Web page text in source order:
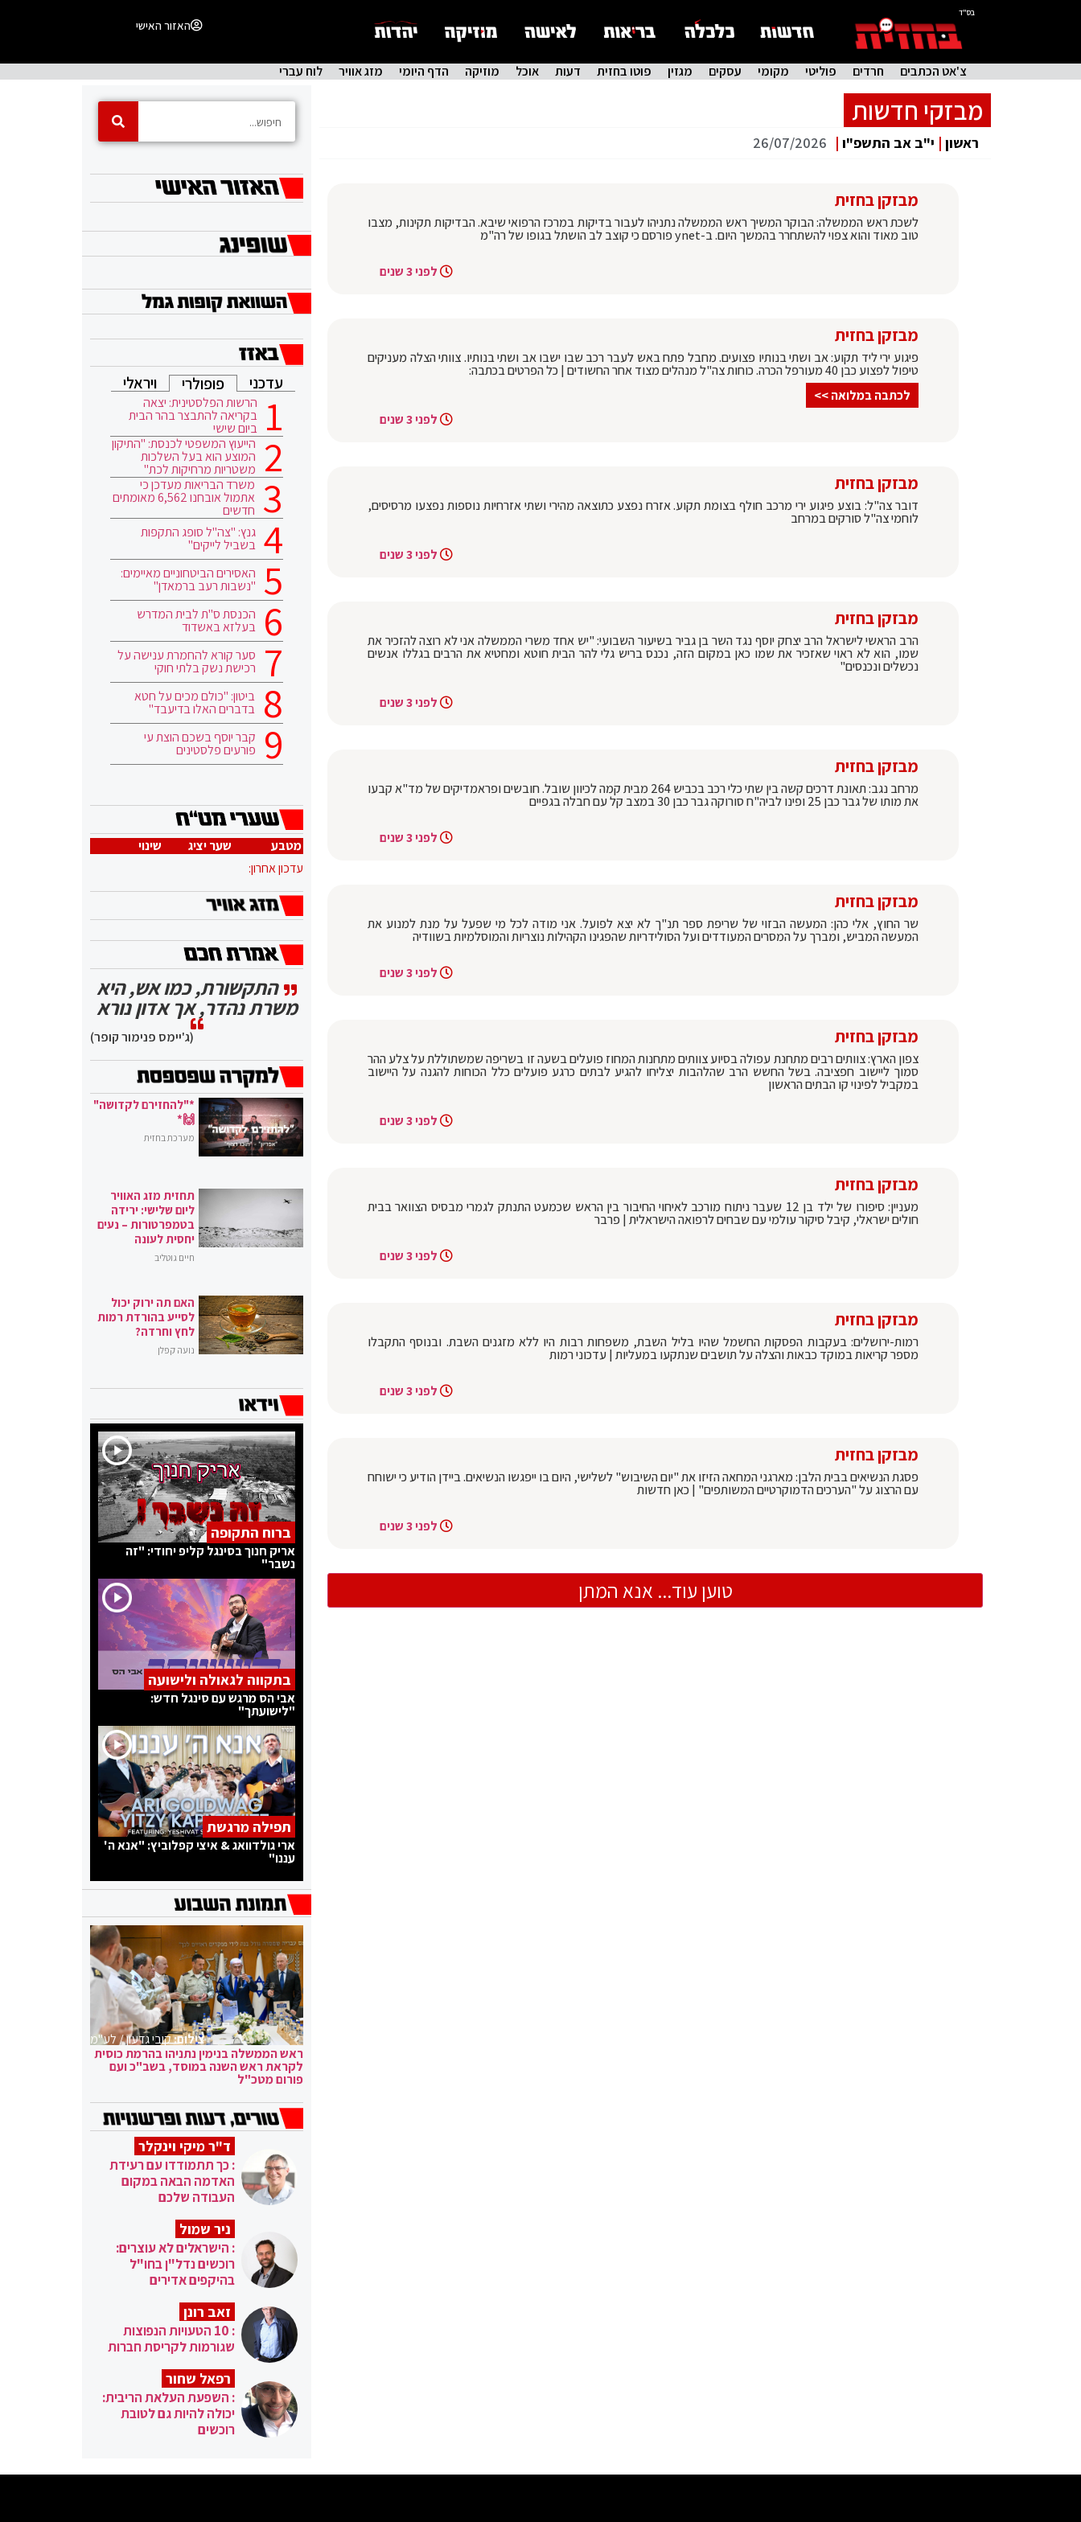
בס"ד
האזור האישי
צ'אט הכתבים חרדים פוליטי מקומי עסקים מגזין פוטו בחזית דעות אוכל מוזיקה הדף היומי מזג אוויר לוח עברי
מבזקי חדשות
ראשון | י"ב אב התשפ"ו |
26/07/2026
מבזקן בחזית
לשכת ראש הממשלה: הבוקר המשיך ראש הממשלה נתניהו לעבור בדיקות במרכז הרפואי שיבא. הבדיקות תקינות, מצבו
טוב מאוד והוא צפוי להשתחרר בהמשך היום. ב-ynet פורסם כי קוצב לב הושתל בגופו של רה"מ
לפני 3 שנים
מבזקן בחזית
פיגוע ירי ליד תקוע: אב ושתי בנותיו פצועים. מחבל פתח באש לעבר רכב שבו ישבו אב ושתי בנותיו. צוותי הצלה מעניקים
טיפול לפצוע כבן 40 מעורפל הכרה. כוחות צה"ל מנהלים מצוד אחר החשודים | כל הפרטים בכתבה:
לכתבה במלואה >>
לפני 3 שנים
מבזקן בחזית
דובר צה"ל: בוצע פיגוע ירי מרכב חולף בצומת תקוע. אזרח נפצע כתוצאה מהירי ושתי אזרחיות נוספות נפצעו מרסיסים,
לוחמי צה"ל סורקים במרחב
לפני 3 שנים
מבזקן בחזית
הרב הראשי לישראל הרב יצחק יוסף נגד השר בן גביר בשיעור השבועי: "יש אחד משרי הממשלה אני לא רוצה להזכיר את
שמו, הוא לא ראוי שאזכיר את שמו כאן במקום הזה, נכנס בריש גלי להר הבית חוטא ומחטיא את הרבים בגללו אנשים
נכשלים ונכנסים"
לפני 3 שנים
מבזקן בחזית
מרחב נגב: תאונת דרכים קשה בין שתי כלי רכב בכביש 264 מבית קמה לכיוון שובל. חובשים ופראמדיקים של מד"א קבעו
את מותו של גבר כבן 25 ופינו לביה"ח סורוקה גבר כבן 30 במצב קל עם חבלה בגפיים
לפני 3 שנים
מבזקן בחזית
שר החוץ, אלי כהן: המעשה הבזוי של שריפת ספר תנ"ך לא יצא לפועל. ‏אני מודה לכל מי שפעל על מנת למנוע את
המעשה המביש, ומברך על המסרים המעודדים ועל הסולידריות שהפגינו הקהילות נוצריות והמוסלמיות בשוודיה
לפני 3 שנים
מבזקן בחזית
צפון הארץ: צוותים רבים מתחנת עפולה בסיוע צוותים מתחנות המחוז פועלים בשעה זו בשריפה שמשתוללת על צלע ההר
סמוך ליישוב חפציבה. בשל החשש הרב שהלהבות יצליחו להגיע לבתים כרגע פועלים כלל הכוחות להגנה על היישוב
במקביל לפינוי קו הבתים הראשון
לפני 3 שנים
מבזקן בחזית
מעניין: סיפורו של ילד בן 12 שעבר ניתוח מורכב לאיחוי החיבור בין הראש שכמעט התנתק לגמרי מבסיס הצוואר בבית
חולים ישראלי, קיבל סיקור עולמי עם שבחים לרפואה הישראלית | פרבר
לפני 3 שנים
מבזקן בחזית
רמות-ירושלים: בעקבות הפסקות החשמל שהיו בליל השבת, משפחות רבות היו ללא מזגנים השבת. ובנוסף התקבלו
מספר קריאות במוקד כבאות והצלה על תושבים שנתקעו במעליות | עדכוני רמות
לפני 3 שנים
מבזקן בחזית
פסגת הנשיאים בבית הלבן: מארגני המחאה הזיזו את "יום השיבוש" לשלישי, היום בו ייפגשו הנשיאים. ביידן הודיע כי ישוחח
עם הרצוג על "הערכים הדמוקרטיים המשותפים" | כאן חדשות
לפני 3 שנים
טוען עוד... אנא המתן
עדכני פופולרי ויראלי
הרשות הפלסטינית: יצאה
בקריאה להתבצר בהר הבית
ביום שישי
הייעוץ המשפטי לכנסת: "התיקון
המוצע הוא בעל השלכות
משטריות מרחיקות לכת"
משרד הבריאות מעדכן כי
אתמול אובחנו 6,562 מאומתים
חדשים
גנץ: "צה"ל סופג התקפות
בשביל לייקים"
האסירים הביטחוניים מאיימים:
"נשבות רעב ברמאדן"
הכנסת ס"ת לבית המדרש
בעלזא באשדוד
סער קורא להחמרת ענישה על
רכישת נשק בלתי חוקי
ביטון: "כולם מכים על חטא
בדברים האלו בדיעבד"
קבר יוסף בשכם הוצת עי
פורעים פלסטינים
מטבע שער יציג
שינוי
עדכון אחרון:
התקשורת, כמו אש, היא
משרת נהדר, אך אדון נורא
(ג'יימס פנימור קופר)
*"להחזירם לקדושה"
🙌*
מערכת בחזית
תחזית מזג האוויר
ליום שלישי: ירידה
בטמפרטורות – נעים
יחסית לעונה
חיים גוטליב
האם תה ירוק יכול
לסייע בהורדת רמות
לחץ וחרדה?
נועה קפלן
ברוח התקופה
אריק חנוך בסינגל קליפ יחודי: "זה
נשבר"
בתקווה לגאולה ולישועה
אבי הס מרגש עם סינגל חדש:
"לישועתך"
תפילה מרגשת
ארי גולדוואג & איצי קפלוביץ: "אנא ה'
עננו"
צילום:קובי גדעון / לע"מ
ראש הממשלה בנימין נתניהו בהרמת כוסית
לקראת ראש השנה במוסד, בשב"כ ועם
פורום מטכ"ל
ד"ר מיקי וינקלר
: כך תתמודדו עם רעידת
האדמה הבאה במקום
העבודה שלכם
ניר שמול
: הישראלים לא עוצרים:
רוכשים נדל"ן בחו"ל
בהיקפים אדירים
זאב רונן
: 10 הטעויות הנפוצות
שגורמות לקריסת חברות
רפאל שחור
: השפעת העלאת הריבית:
יכולה להיות גם לטובת
רוכשים